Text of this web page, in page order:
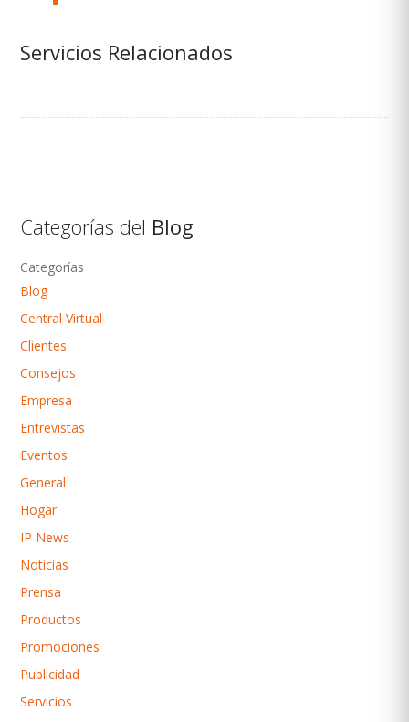
Servicios Relacionados
Categorías del Blog
Categorías
Blog
Central Virtual
Clientes
Consejos
Empresa
Entrevistas
Eventos
General
Hogar
IP News
Noticias
Prensa
Productos
Promociones
Publicidad
Servicios